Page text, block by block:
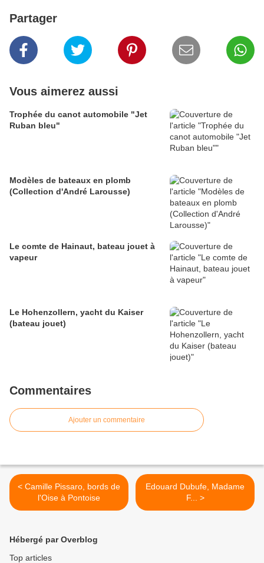
Partager
Vous aimerez aussi
Trophée du canot automobile "Jet
Ruban bleu"
Modèles de bateaux en plomb
(Collection d'André Larousse)
Le comte de Hainaut, bateau jouet à
vapeur
Le Hohenzollern, yacht du Kaiser
(bateau jouet)
Commentaires
Ajouter un commentaire
< Camille Pissaro, bords de
l'Oise à Pontoise
Edouard Dubufe, Madame
F... >
Hébergé par Overblog
Top articles